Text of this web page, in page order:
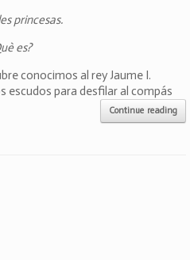
princesas.
es?
conocimos al rey Jaume I.
escudos para desfilar al compás
Continue reading